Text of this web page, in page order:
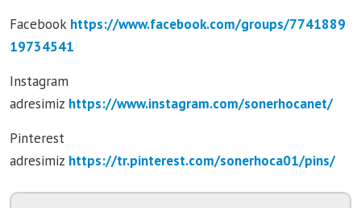
Facebook https://www.facebook.com/groups/7741889
19734541
Instagram
adresimiz https://www.instagram.com/sonerhocanet/
Pinterest
adresimiz https://tr.pinterest.com/sonerhoca01/pins/